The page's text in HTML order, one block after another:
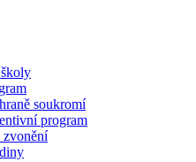
soukromí
program
zvonění